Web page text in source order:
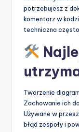
potrzebujesz z
komentarz w
techniczna
Tworzenie
Zachowanie ich
Używane w
błąd zespoły i